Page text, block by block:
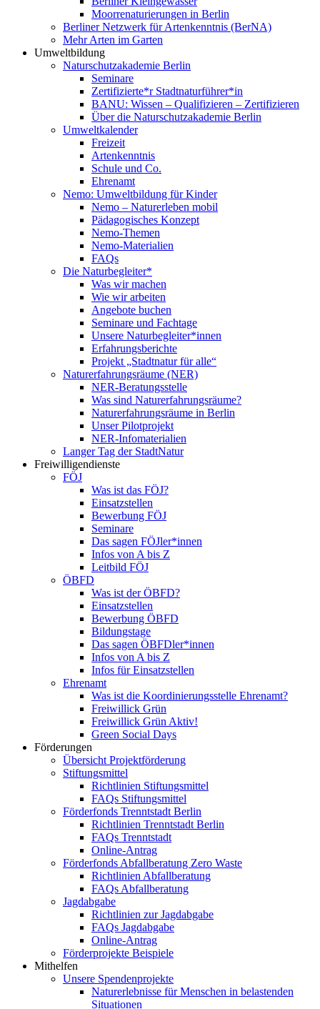
Moorrenaturierungen in Berlin
Berliner Netzwerk für Artenkenntnis (BerNA)
Mehr Arten im Garten
Umweltbildung
Naturschutzakademie Berlin
Seminare
Zertifizierte*r Stadtnaturführer*in
BANU: Wissen – Qualifizieren – Zertifizieren
Über die Naturschutzakademie Berlin
Umweltkalender
Freizeit
Artenkenntnis
Schule und Co.
Ehrenamt
Nemo: Umweltbildung für Kinder
Nemo – Naturerleben mobil
Pädagogisches Konzept
Nemo-Themen
Nemo-Materialien
FAQs
Die Naturbegleiter*
Was wir machen
Wie wir arbeiten
Angebote buchen
Seminare und Fachtage
Unsere Naturbegleiter*innen
Erfahrungsberichte
Projekt „Stadtnatur für alle“
Naturerfahrungsräume (NER)
NER-Beratungsstelle
Was sind Naturerfahrungsräume?
Naturerfahrungsräume in Berlin
Unser Pilotprojekt
NER-Infomaterialien
Langer Tag der StadtNatur
Freiwilligendienste
FÖJ
Was ist das FÖJ?
Einsatzstellen
Bewerbung FÖJ
Seminare
Das sagen FÖJler*innen
Infos von A bis Z
Leitbild FÖJ
ÖBFD
Was ist der ÖBFD?
Einsatzstellen
Bewerbung ÖBFD
Bildungstage
Das sagen ÖBFDler*innen
Infos von A bis Z
Infos für Einsatzstellen
Ehrenamt
Was ist die Koordinierungsstelle Ehrenamt?
Freiwillick Grün
Freiwillick Grün Aktiv!
Green Social Days
Förderungen
Übersicht Projektförderung
Stiftungsmittel
Richtlinien Stiftungsmittel
FAQs Stiftungsmittel
Förderfonds Trenntstadt Berlin
Richtlinien Trenntstadt Berlin
FAQs Trenntstadt
Online-Antrag
Förderfonds Abfallberatung Zero Waste
Richtlinien Abfallberatung
FAQs Abfallberatung
Jagdabgabe
Richtlinien zur Jagdabgabe
FAQs Jagdabgabe
Online-Antrag
Förderprojekte Beispiele
Mithelfen
Unsere Spendenprojekte
Naturerlebnisse für Menschen in belastenden
Situationen